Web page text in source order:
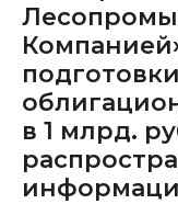
в 1 млрд.